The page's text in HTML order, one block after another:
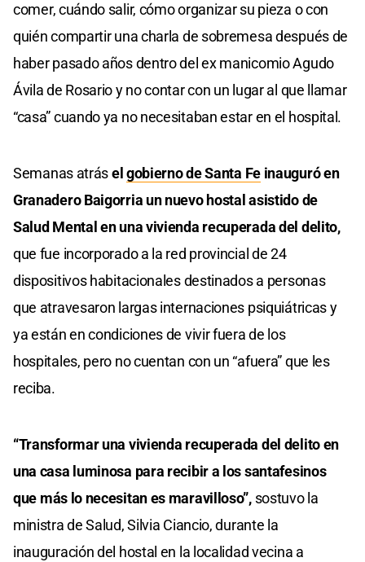
comer, cuándo salir, cómo organizar su pieza o con
quién compartir una charla de sobremesa después de
haber pasado años dentro del ex manicomio Agudo
Ávila de Rosario y no contar con un lugar al que llamar
“casa” cuando ya no necesitaban estar en el hospital.
Semanas atrásel gobierno de Santa Feinauguró en
Granadero Baigorria un nuevo hostal asistido de
Salud Mental en una vivienda recuperada del delito,
que fue incorporado a la red provincial de 24
dispositivos habitacionales destinados a personas
que atravesaron largas internaciones psiquiátricas y
ya están en condiciones de vivir fuera de los
hospitales, pero no cuentan con un “afuera” que les
reciba.
“Transformar una vivienda recuperada del delito en
una casa luminosa para recibir a los santafesinos
que más lo necesitan es maravilloso”, sostuvo la
ministra de Salud, Silvia Ciancio, durante la
inauguración del hostal en la localidad vecina a